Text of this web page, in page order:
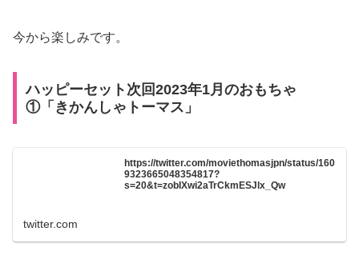
今から楽しみです。
ハッピーセット次回2023年1月のおもちゃ
①「きかんしゃトーマス」
https://twitter.com/moviethomasjpn/status/160
9323665048354817?
s=20&t=zobIXwi2aTrCkmESJlx_Qw
twitter.com